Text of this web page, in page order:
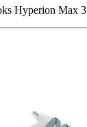
Hyperion Max 3